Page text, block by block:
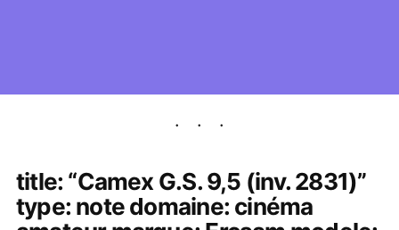
title: “Camex G.S. 9,5 (inv. 2831)”
type: note domaine: cinéma